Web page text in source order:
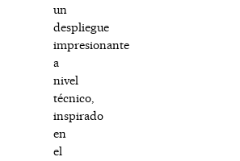
un
despliegue
impresionante
a
nivel
técnico,
inspirado
en
el